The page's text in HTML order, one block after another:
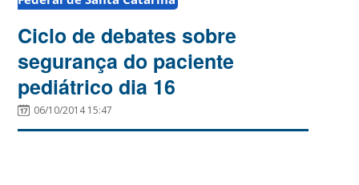
Ciclo de debates sobre
segurança do paciente
pediátrico dia 16
06/10/2014 15:47